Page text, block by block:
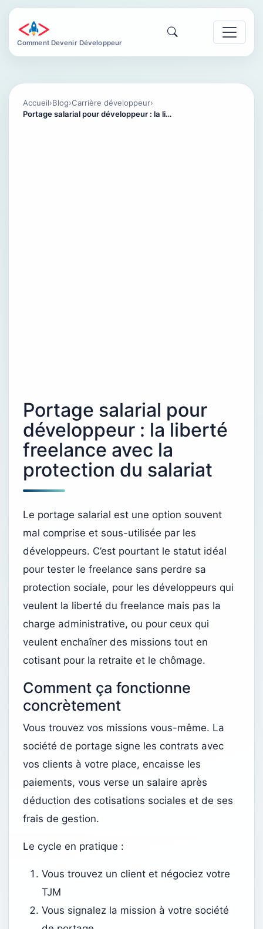
Comment Devenir Développeur
Accueil›Blog›Carrière développeur›
Portage salarial pour développeur : la liberté freelance avec la protection du salariat
Portage salarial pour
développeur : la liberté
freelance avec la
protection du salariat
Le portage salarial est une option souvent
mal comprise et sous-utilisée par les
développeurs. C’est pourtant le statut idéal
pour tester le freelance sans perdre sa
protection sociale, pour les développeurs qui
veulent la liberté du freelance mais pas la
charge administrative, ou pour ceux qui
veulent enchaîner des missions tout en
cotisant pour la retraite et le chômage.
Comment ça fonctionne
concrètement
Vous trouvez vos missions vous-même. La
société de portage signe les contrats avec
vos clients à votre place, encaisse les
paiements, vous verse un salaire après
déduction des cotisations sociales et de ses
frais de gestion.
Le cycle en pratique :
Vous trouvez un client et négociez votre
TJM
Vous signalez la mission à votre société